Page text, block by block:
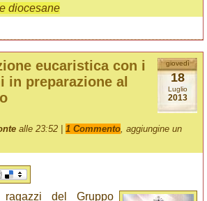
diocesane
giovedì
18
Luglio
2013
eucaristica con i
in preparazione al
alle 23:52 |1 Commento, aggiungine un
del Gruppo